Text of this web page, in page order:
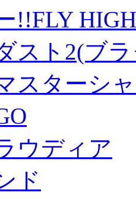
!!FLY HIGH
スト2(ブ
スターシ
ウディア
ド